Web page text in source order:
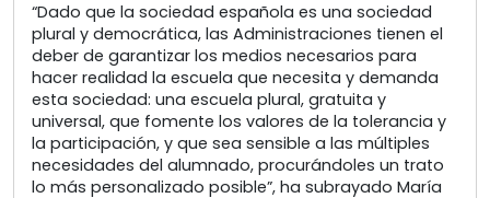
“Dado que la sociedad española es una sociedad
plural y democrática, las Administraciones tienen el
deber de garantizar los medios necesarios para
hacer realidad la escuela que necesita y demanda
esta sociedad: una escuela plural, gratuita y
universal, que fomente los valores de la tolerancia y
la participación, y que sea sensible a las múltiples
necesidades del alumnado, procurándoles un trato
lo más personalizado posible”, ha subrayado María